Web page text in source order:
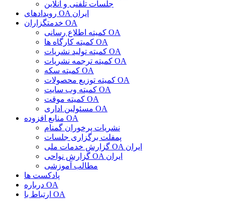
جلسات تلفنی و آنلاین
رویدادهای OA ایران
خدمتگزاران OA
کمیته اطلاع رسانی OA
کمیته کارگاه ها OA
کمیته تولید نشریات OA
کمیته ترجمه نشریات OA
کمیته سکه OA
کمیته توزیع محصولات OA
کمیته وب سایت OA
کمیته موقت OA
مسئولین اداری OA
منابع افزوده OA
نشریات پرخوران گمنام
پمفلت برگزاری جلسات
گزارش خدمات ملی OA ایران
گزارش نواحی OA ایران
مطالب آموزشی
پادکست ها
درباره OA
ارتباط با OA